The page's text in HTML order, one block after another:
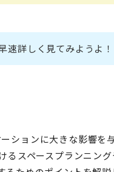
速詳しく見てみようよ！
ションに大きな影響を
スペースプランニング